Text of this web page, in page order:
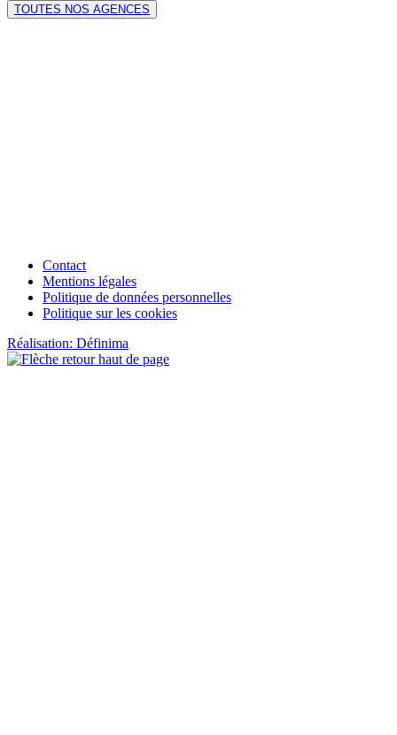
TOUTES NOS AGENCES
Contact
Mentions légales
Politique de données personnelles
Politique sur les cookies
Réalisation: Définima